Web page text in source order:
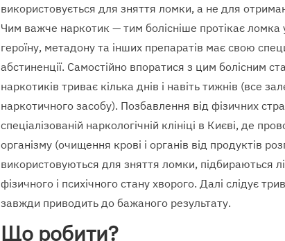
використовується для зняття ломки, а не для
Чим важче наркотик — тим болісніше протікає ломка
героїну, метадону та інших препаратів має свою
абстиненції. Самостійно впоратися з цим болісним
наркотиків триває кілька днів і навіть тижнів (все
наркотичного засобу). Позбавлення від фізичних
спеціалізованій наркологічній клініці в Києві, де
організму (очищення крові і органів від продуктів
використовуються для зняття ломки, підбираються
фізичного і психічного стану хворого. Далі слідує
завжди приводить до бажаного результату.
Що робити?